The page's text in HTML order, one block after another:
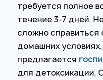
требуется полное
течение 3-7 дней.
сложно
домашних
предлагается
для детоксикации.